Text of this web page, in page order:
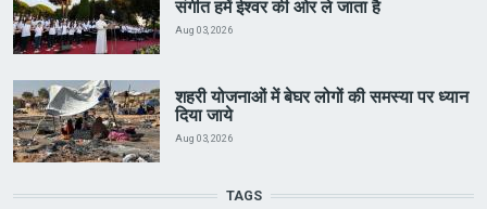
संगीत हमें ईश्वर की ओर ले जाता है
Aug 03, 2026
शहरी योजनाओं में बेघर लोगों की समस्या पर ध्यान
दिया जाये
Aug 03, 2026
TAGS